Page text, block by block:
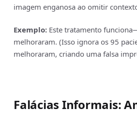
imagem enganosa ao omitir
Exemplo: Este tratamento
melhoraram. (Isso ignora os 95
melhoraram, criando uma falsa
Falácias Informais: